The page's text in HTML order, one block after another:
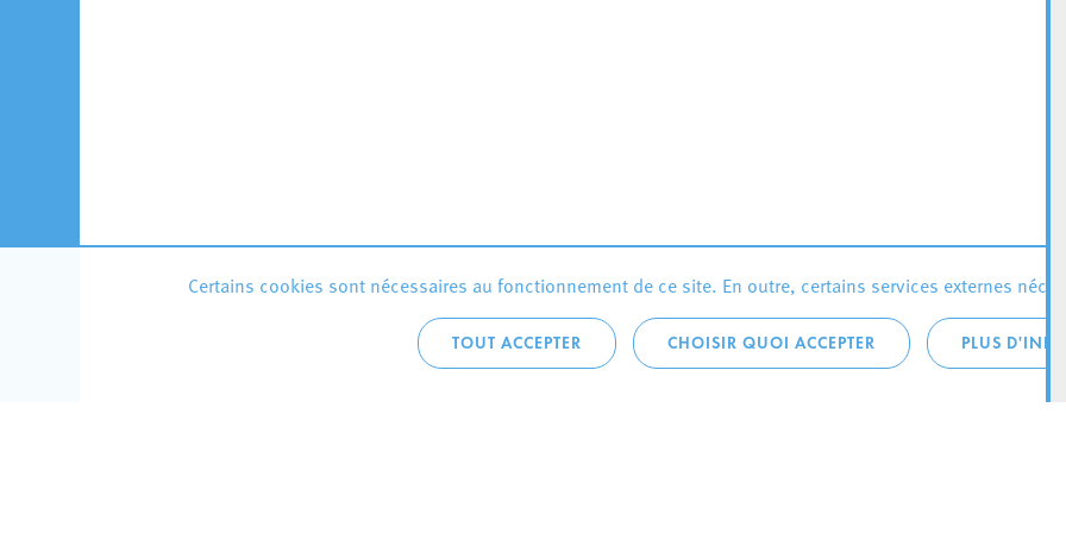
Certains cookies sont nécessaires au fonctionnement de ce site. En outre, certains services externes
TOUT ACCEPTER CHOISIR QUOI ACCEPTER PLUS